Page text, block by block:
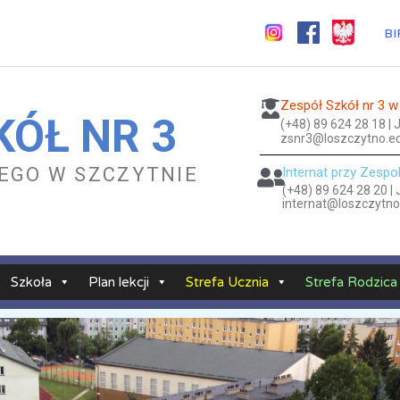
NR 3
W SZCZYTNIE
Zespół Szkół nr 3
(+48) 89 624 28 18 |
Internat przy
(+48) 89 624 28 20 |
Szkoła Plan lekcji Strefa Ucznia Strefa Rodzica